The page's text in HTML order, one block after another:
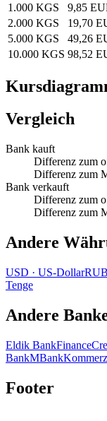
1.000 KGS
9,85
2.000 KGS
19,70
5.000 KGS
49,26
10.000 KGS 98,52
Vergleich
Bank kauft
Differenz zum
Differenz zum
Bank verkauft
Differenz zum
Differenz zum
Andere
USD · US‑DollarRUB
Tenge
Andere
Eldik Bank
BankMBank
Footer